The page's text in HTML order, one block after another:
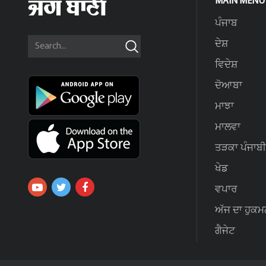
ਪੰਜਾਬ
ਦੇਸ਼
ਵਿਦੇਸ਼
ਦੋਆਬਾ
ਮਾਝਾ
ਮਾਲਵਾ
ਤੜਕਾ ਪੰਜਾਬੀ
ਖੇਡ
ਵਪਾਰ
ਅੱਜ ਦਾ
ਗੈਜੇਟ